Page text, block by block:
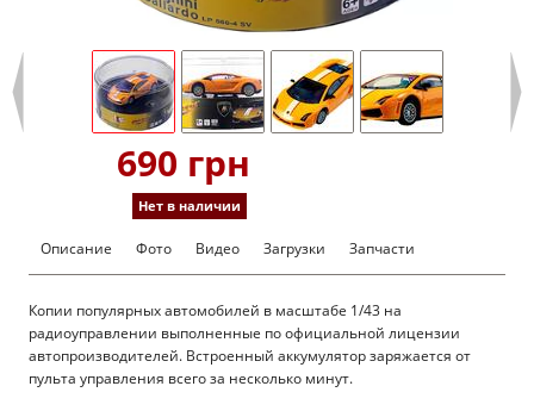
690 грн
Нет в наличии
Описание Фото Видео Загрузки Запчасти
Копии популярных автомобилей в масштабе 1/43 на
радиоуправлении выполненные по официальной лицензии
автопроизводителей. Встроенный аккумулятор заряжается от
пульта управления всего за несколько минут.